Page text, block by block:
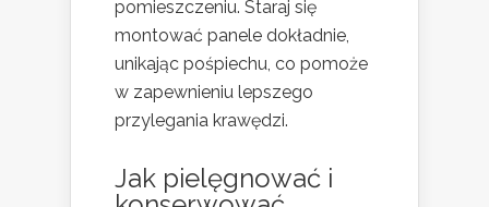
pomieszczeniu. Staraj się
montować panele dokładnie,
unikając pośpiechu, co pomoże
w zapewnieniu lepszego
przylegania krawędzi.
Jak pielęgnować i